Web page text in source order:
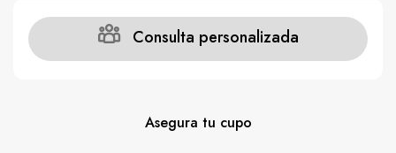
Consulta personalizada
Asegura tu cupo